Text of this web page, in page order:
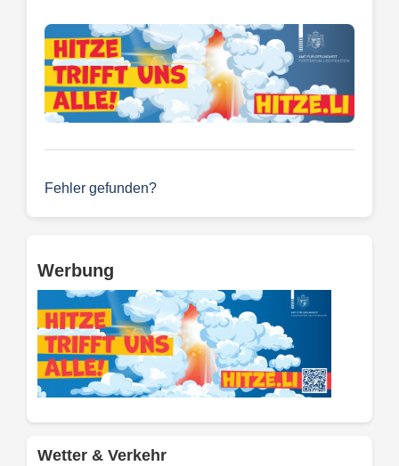
Fehler gefunden?
Werbung
Wetter & Verkehr